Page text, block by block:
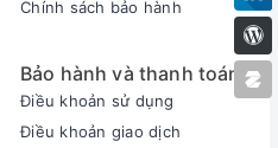
Chính sách bảo hành
Bảo hành và thanh toán
Điều khoản sử dụng
Điều khoản giao dịch